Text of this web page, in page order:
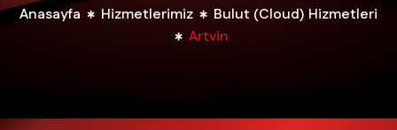
Anasayfa Hizmetlerimiz
Bulut (Cloud) Hizmetleri
Artvin